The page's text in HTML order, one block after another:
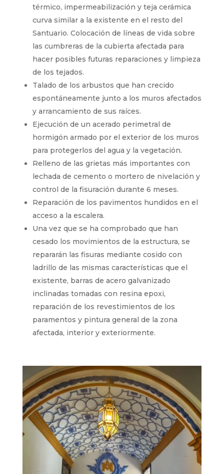
térmico, impermeabilización y teja cerámica
curva similar a la existente en el resto del
Santuario. Colocación de líneas de vida sobre
las cumbreras de la cubierta afectada para
hacer posibles futuras reparaciones y limpieza
de los tejados.
Talado de los arbustos que han crecido
espontáneamente junto a los muros afectados
y arrancamiento de sus raíces.
Ejecución de un acerado perimetral de
hormigón armado por el exterior de los muros
para protegerlos del agua y la vegetación.
Relleno de las grietas más importantes con
lechada de cemento o mortero de nivelación y
control de la fisuración durante 6 meses.
Reparación de los pavimentos hundidos en el
acceso a la escalera.
Una vez que se ha comprobado que han
cesado los movimientos de la estructura, se
repararán las fisuras mediante cosido con
ladrillo de las mismas características que el
existente, barras de acero galvanizado
inclinadas tomadas con resina epoxi,
reparación de los revestimientos de los
paramentos y pintura general de la zona
afectada, interior y exteriormente.